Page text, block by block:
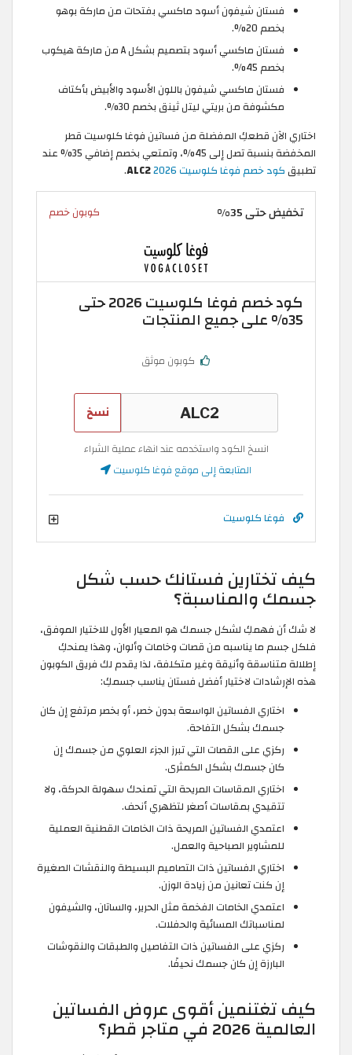
فستان شيفون أسود ماكسي بفتحات من ماركة بوهو
بخصم 20%.
فستان ماكسي أسود بتصميم بشكل A من ماركة هيكوب
بخصم 45%.
فستان ماكسي شيفون باللون الأسود والأبيض بأكتاف
مكشوفة من بريتي ليتل ثينق بخصم 30%.
اختاري الآن قطعكِ المفضلة من فساتين فوغا كلوسيت قطر
المخفضة بنسبة تصل إلى 45%، وتمتعي بخصم إضافي 35% عند
تطبيق كود خصم فوغا كلوسيت 2026 ALC2
.
تخفيض حتى 35% كوبون خصم
كود خصم فوغا كلوسيت 2026 حتى
35% على جميع المنتجات
كوبون موثق
نسخ
انسخ الكود واستخدمه عند انهاء عملية الشراء
المتابعة إلى موقع فوغا كلوسيت
فوغا كلوسيت
كيف تختارين فستانك حسب شكل
جسمك والمناسبة؟
لا شك أن فهمكِ لشكل جسمك هو المعيار الأول للاختيار الموفق،
فلكل جسم ما يناسبه من قصات وخامات وألوان، وهذا يمنحكِ
إطلالة متناسقة وأنيقة وغير متكلفة، لذا يقدم لك فريق الكوبون
هذه الإرشادات لاختيار أفضل فستان يناسب جسمكِ:
اختاري الفساتين الواسعة بدون خصر، أو بخصر مرتفع إن كان
جسمك بشكل التفاحة.
ركزي على القصات التي تبرز الجزء العلوي من جسمك إن
كان جسمك بشكل الكمثرى.
اختاري المقاسات المريحة التي تمنحك سهولة الحركة، ولا
تتقيدي بمقاسات أصغر لتظهري أنحف.
اعتمدي الفساتين المريحة ذات الخامات القطنية العملية
للمشاوير الصباحية والعمل.
اختاري الفساتين ذات التصاميم البسيطة والنقشات الصغيرة
إن كنت تعانين من زيادة الوزن.
اعتمدي الخامات الفخمة مثل الحرير، والساتان، والشيفون
لمناسباتك المسائية والحفلات.
ركزي على الفساتين ذات التفاصيل والطبقات والنقوشات
البارزة إن كان جسمك نحيفًا.
كيف تغتنمين أقوى عروض الفساتين
العالمية 2026 في متاجر قطر؟